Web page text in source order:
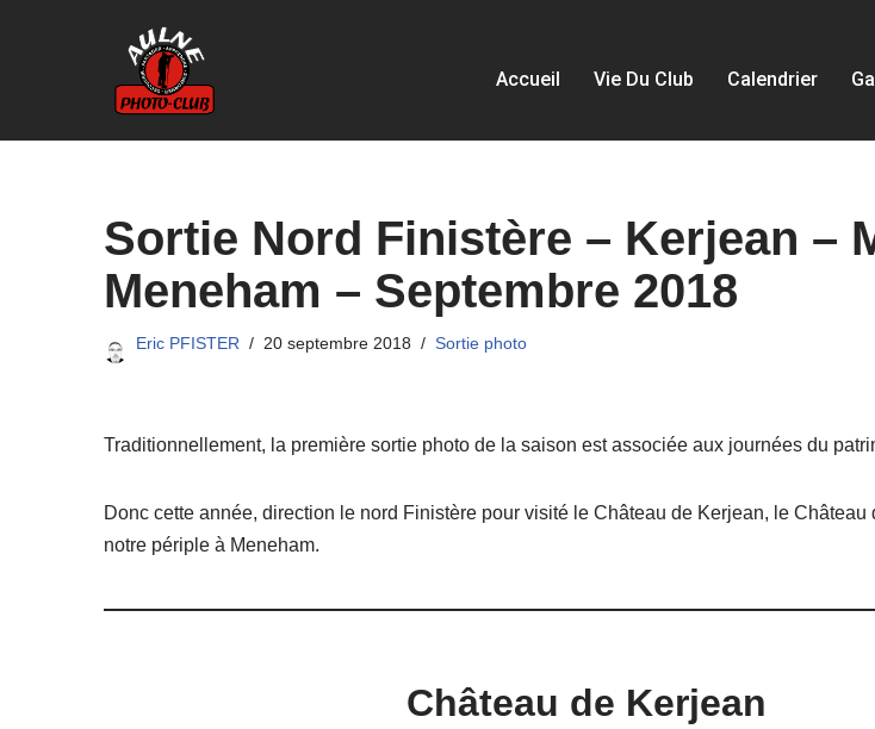
Accueil Vie Du Club Calendrier
Sortie Nord Finistère – Kerjean –
Meneham – Septembre 2018
Eric PFISTER 20 septembre 2018 Sortie photo
Traditionnellement, la première sortie photo de la saison est associée aux journées du
Donc cette année, direction le nord Finistère pour visité le Château de Kerjean, le Château
notre périple à Meneham.
Château de Kerjean